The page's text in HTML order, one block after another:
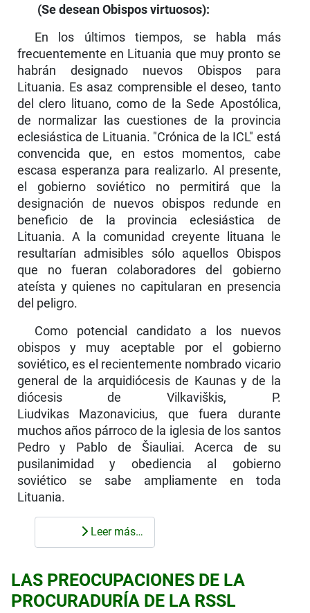
(Se desean Obispos virtuosos):
En los últimos tiempos, se habla más
frecuente­mente en Lituania que muy pronto se
habrán designado nuevos Obispos para
Lituania. Es asaz comprensible el deseo, tanto
del clero lituano, como de la Sede Apostólica,
de normalizar las cuestiones de la provincia
eclesiástica de Lituania. "Crónica de la ICL" está
convencida que, en estos momentos, cabe
escasa esperanza para realizarlo. Al presente,
el gobierno soviético no permitirá que la
designación de nuevos obispos redunde en
beneficio de la provincia eclesiástica de
Lituania. A la comunidad creyente lituana le
resultarían admisibles sólo aquellos Obispos
que no fueran colaboradores del gobierno
ateísta y quienes no capitularan en presencia
del peligro.
Como potencial candidato a los nuevos
obispos y muy aceptable por el gobierno
soviético, es el recientemente nombrado vicario
general de la arquidiócesis de Kaunas y de la
diócesis de Vilkaviš­kis, P.
Liudvikas Mazonavicius, que fuera durante
muchos años párroco de la iglesia de los santos
Pedro y Pablo de Šiauliai. Acerca de su
pusilanimidad y obediencia al gobierno
soviético se sabe ampliamente en toda
Lituania.
Leer más…
LAS PREOCUPACIONES DE LA
PROCURADURÍA DE LA RSSL